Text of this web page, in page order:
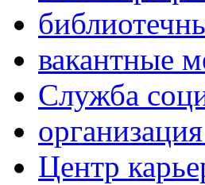
вакантные
Служба
Центр